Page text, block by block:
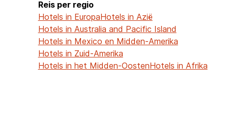
Reis per regio
Hotels in EuropaHotels in Azië
Hotels in Australia and Pacific Island
Hotels in Mexico en Midden-Amerika
Hotels in Zuid-Amerika
Hotels in het Midden-OostenHotels in Afrika